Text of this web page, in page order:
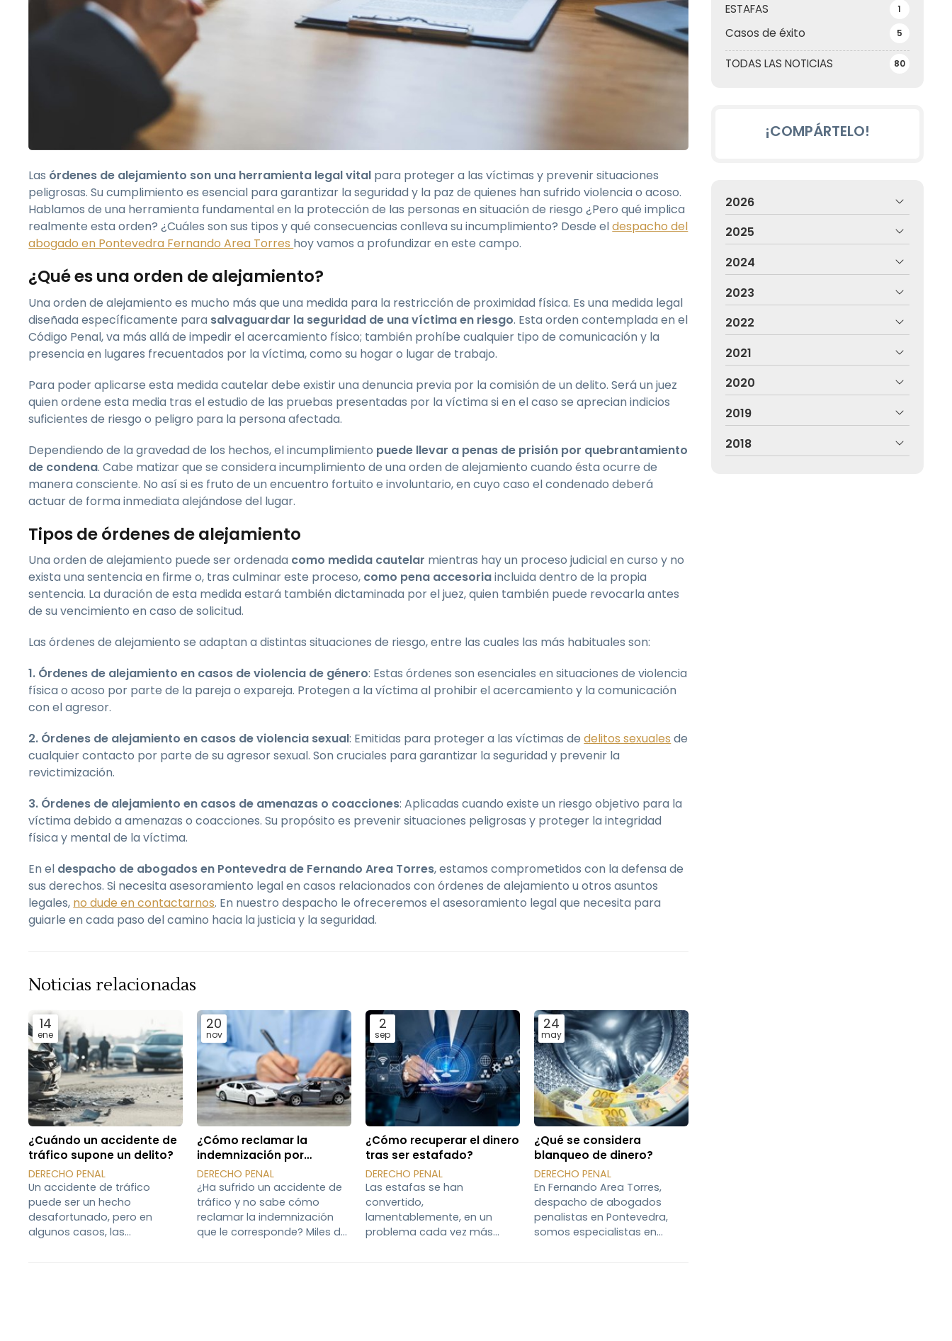
TODAS LAS NOTICIAS 80
ESTAFAS 1
Casos de éxito 5
Las órdenes de alejamiento son una herramienta legal vital para proteger a las víctimas y prevenir situaciones
peligrosas. Su cumplimiento es esencial para garantizar la seguridad y la paz de quienes han sufrido violencia o acoso.
Hablamos de una herramienta fundamental en la protección de las personas en situación de riesgo ¿Pero qué implica
realmente esta orden? ¿Cuáles son sus tipos y qué consecuencias conlleva su incumplimiento? Desde eldespacho del
abogado en Pontevedra Fernando Area Torres hoy vamos a profundizar en este campo.
¿Qué es una orden de alejamiento?
Una orden de alejamiento es mucho más que una medida para la restricción de proximidad física. Es una medida legal
diseñada específicamente para salvaguardar la seguridad de una víctima en riesgo. Esta orden contemplada en el
Código Penal, va más allá de impedir el acercamiento físico; también prohíbe cualquier tipo de comunicación y la
presencia en lugares frecuentados por la víctima, como su hogar o lugar de trabajo.
Para poder aplicarse esta medida cautelar debe existir una denuncia previa por la comisión de un delito. Será un juez
quien ordene esta media tras el estudio de las pruebas presentadas por la víctima si en el caso se aprecian indicios
suficientes de riesgo o peligro para la persona afectada.
Dependiendo de la gravedad de los hechos, el incumplimiento puede llevar a penas de prisión por quebrantamiento
de condena. Cabe matizar que se considera incumplimiento de una orden de alejamiento cuando ésta ocurre de
manera consciente. No así si es fruto de un encuentro fortuito e involuntario, en cuyo caso el condenado deberá
actuar de forma inmediata alejándose del lugar.
Tipos de órdenes de alejamiento
Una orden de alejamiento puede ser ordenada como medida cautelar mientras hay un proceso judicial en curso y no
exista una sentencia en firme o, tras culminar este proceso, como pena accesoriaincluida dentro de la propia
sentencia. La duración de esta medida estará también dictaminada por el juez, quien también puede revocarla antes
de su vencimiento en caso de solicitud.
Las órdenes de alejamiento se adaptan a distintas situaciones de riesgo, entre las cuales las más habituales son:
1. Órdenes de alejamiento en casos de violencia de género: Estas órdenes son esenciales en situaciones de violencia
física o acoso por parte de la pareja o expareja. Protegen a la víctima al prohibir el acercamiento y la comunicación
con el agresor.
2. Órdenes de alejamiento en casos de violencia sexual: Emitidas para proteger a las víctimas dedelitos sexuales de
cualquier contacto por parte de su agresor sexual. Son cruciales para garantizar la seguridad y prevenir la
revictimización.
3. Órdenes de alejamiento en casos de amenazas o coacciones: Aplicadas cuando existe un riesgo objetivo para la
víctima debido a amenazas o coacciones. Su propósito es prevenir situaciones peligrosas y proteger la integridad
física y mental de la víctima.
En el despacho de abogados en Pontevedra de Fernando Area Torres, estamos comprometidos con la defensa de
sus derechos. Si necesita asesoramiento legal en casos relacionados con órdenes de alejamiento u otros asuntos
legales, no dude en contactarnos. En nuestro despacho le ofreceremos el asesoramiento legal que necesita para
guiarle en cada paso del camino hacia la justicia y la seguridad.
Noticias relacionadas
14
ene
¿Cuándo un accidente de
tráfico supone un delito?
DERECHO PENAL
Un accidente de tráfico
puede ser un hecho
desafortunado, pero en
algunos casos, las
20
nov
¿Cómo reclamar la
indemnización por
accidente de tráfico?
DERECHO PENAL
¿Ha sufrido un accidente de
tráfico y no sabe cómo
reclamar la indemnización
que le corresponde? Miles de
2
sep
¿Cómo recuperar el dinero
tras ser estafado?
DERECHO PENAL
Las estafas se han
convertido,
lamentablemente, en un
problema cada vez más
24
may
¿Qué se considera
blanqueo de dinero?
DERECHO PENAL
En Fernando Area Torres,
despacho de abogados
penalistas en Pontevedra,
somos especialistas en
¡COMPÁRTELO!
2026
2025
2024
2023
2022
2021
2020
2019
2018